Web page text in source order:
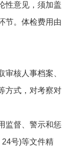
性意见，须加盖
节。体检费用由
审核人事档案、
方式，对考察对
监督、警示和惩
号)等文件精